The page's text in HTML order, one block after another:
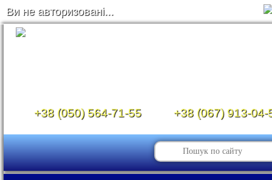
Ви не авторизовані...
+38 (050) 564-71-55 +38 (067) 913-04-